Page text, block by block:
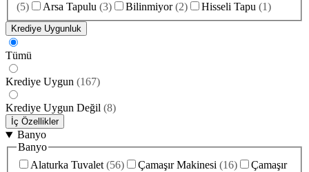
(5) Arsa Tapulu (3) Bilinmiyor (2) Hisseli Tapu (1)
Krediye Uygunluk
Tümü
Krediye Uygun (167)
Krediye Uygun Değil (8)
İç Özellikler
Banyo
Banyo
Alaturka Tuvalet (56) Çamaşır Makinesi (16)
Çamaşır